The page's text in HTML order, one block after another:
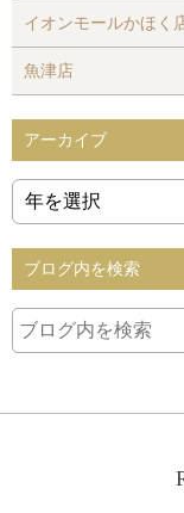
イオンモールかほく
魚津店
アーカイブ
ブログ内を検索